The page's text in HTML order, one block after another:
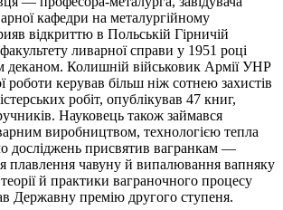
кафедри на металургійному
відкриттю в Польській Гірничій
ливарної справи у 1951 році
деканом. Колишній військовик Армії УНР
роботи керував більш ніж сотнею захистів
робіт, опублікував 47 книг,
Науковець також займався
виробництвом, технологією тепла
досліджень присвятив вагранкам —
плавлення чавуну й випалювання вапняку
й практики ваграночного процесу
Державну премію другого ступеня.